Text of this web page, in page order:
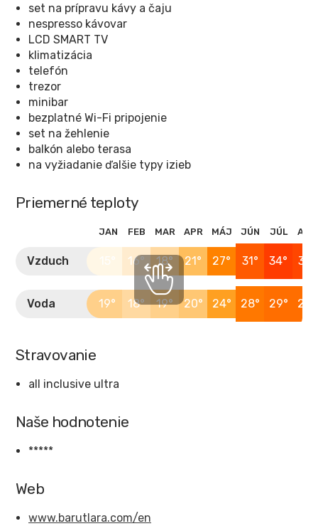
set na prípravu kávy a čaju
nespresso kávovar
LCD SMART TV
klimatizácia
telefón
trezor
minibar
bezplatné Wi-Fi pripojenie
set na žehlenie
balkón alebo terasa
na vyžiadanie ďalšie typy izieb
Priemerné teploty
JAN FEB MAR APR MÁJ JÚN JÚL AUG
Vzduch 15° 16° 18° 21° 27° 31° 34° 33°
Voda 19° 18° 19° 20° 24° 28° 29° 29°
Stravovanie
all inclusive ultra
Naše hodnotenie
*****
Web
www.barutlara.com/en